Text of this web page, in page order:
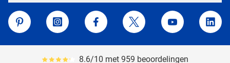
Van Helden Relatiegeschenken
Pinterest
Instagram Facebook Twitter YouTube
8.6/10 met 959 beoordelingen